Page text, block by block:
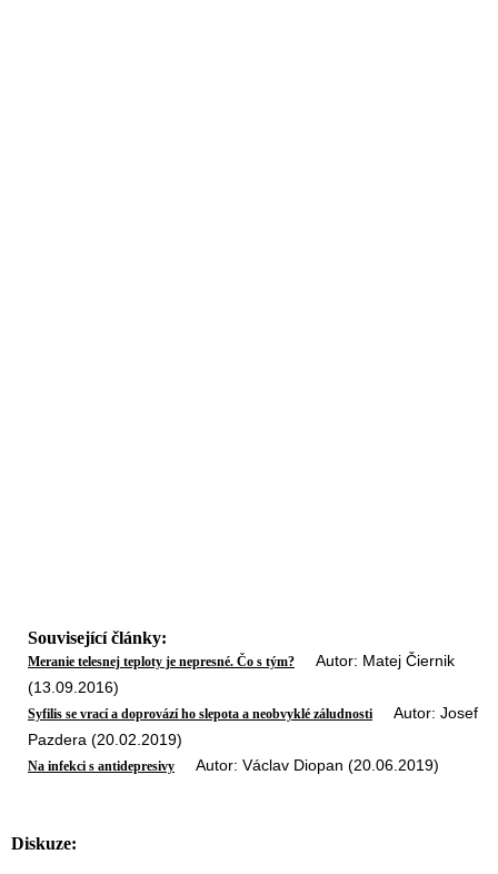
Související články:
Meranie telesnej teploty je nepresné. Čo s tým? Autor: Matej Čiernik
(13.09.2016)
Syfilis se vrací a doprovází ho slepota a neobvyklé záludnosti Autor: Josef
Pazdera (20.02.2019)
Na infekci s antidepresivy Autor: Václav Diopan (20.06.2019)
Diskuze: